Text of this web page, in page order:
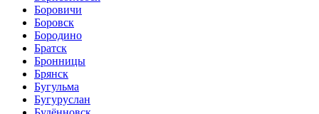
Боровичи
Боровск
Бородино
Братск
Бронницы
Брянск
Бугульма
Бугуруслан